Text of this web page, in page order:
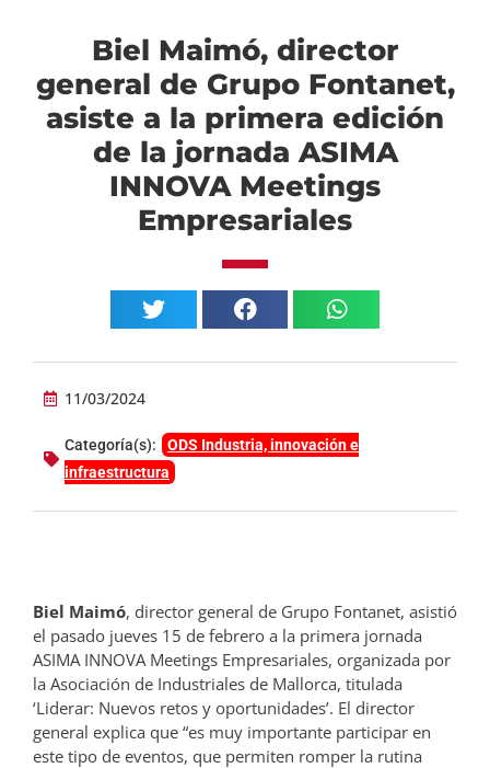
Biel Maimó, director
general de Grupo Fontanet,
asiste a la primera edición
de la jornada ASIMA
INNOVA Meetings
Empresariales
11/03/2024
Categoría(s):
ODS Industria, innovación e
infraestructura
Biel Maimó, director general de Grupo Fontanet, asistió
el pasado jueves 15 de febrero a la primera jornada
ASIMA INNOVA Meetings Empresariales, organizada por
la Asociación de Industriales de Mallorca, titulada
‘Liderar: Nuevos retos y oportunidades’. El director
general explica que “es muy importante participar en
este tipo de eventos, que permiten romper la rutina